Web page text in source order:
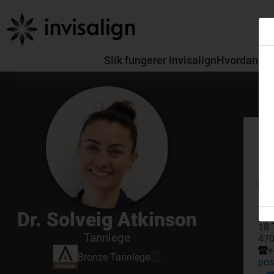
Slik fungerer InvisalignHvordan
Dr. Solveig Atkinson
Tannlege
Bronze Tannlege
18